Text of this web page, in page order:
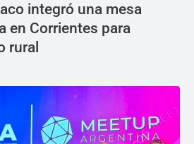
integró una mesa
en Corrientes para
rural